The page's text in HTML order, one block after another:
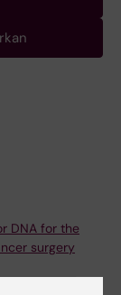
DNA for the
surgery